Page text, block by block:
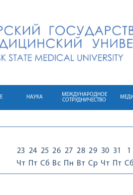
НАУКА
МЕЖДУНАРОДНОЕ
СОТРУДНИЧЕСТВО
23
Чт
24
Пт
25
Сб
26
Вс
27
Пн
28
Вт
29
Ср
30
Чт
31
Пт
1
Сб